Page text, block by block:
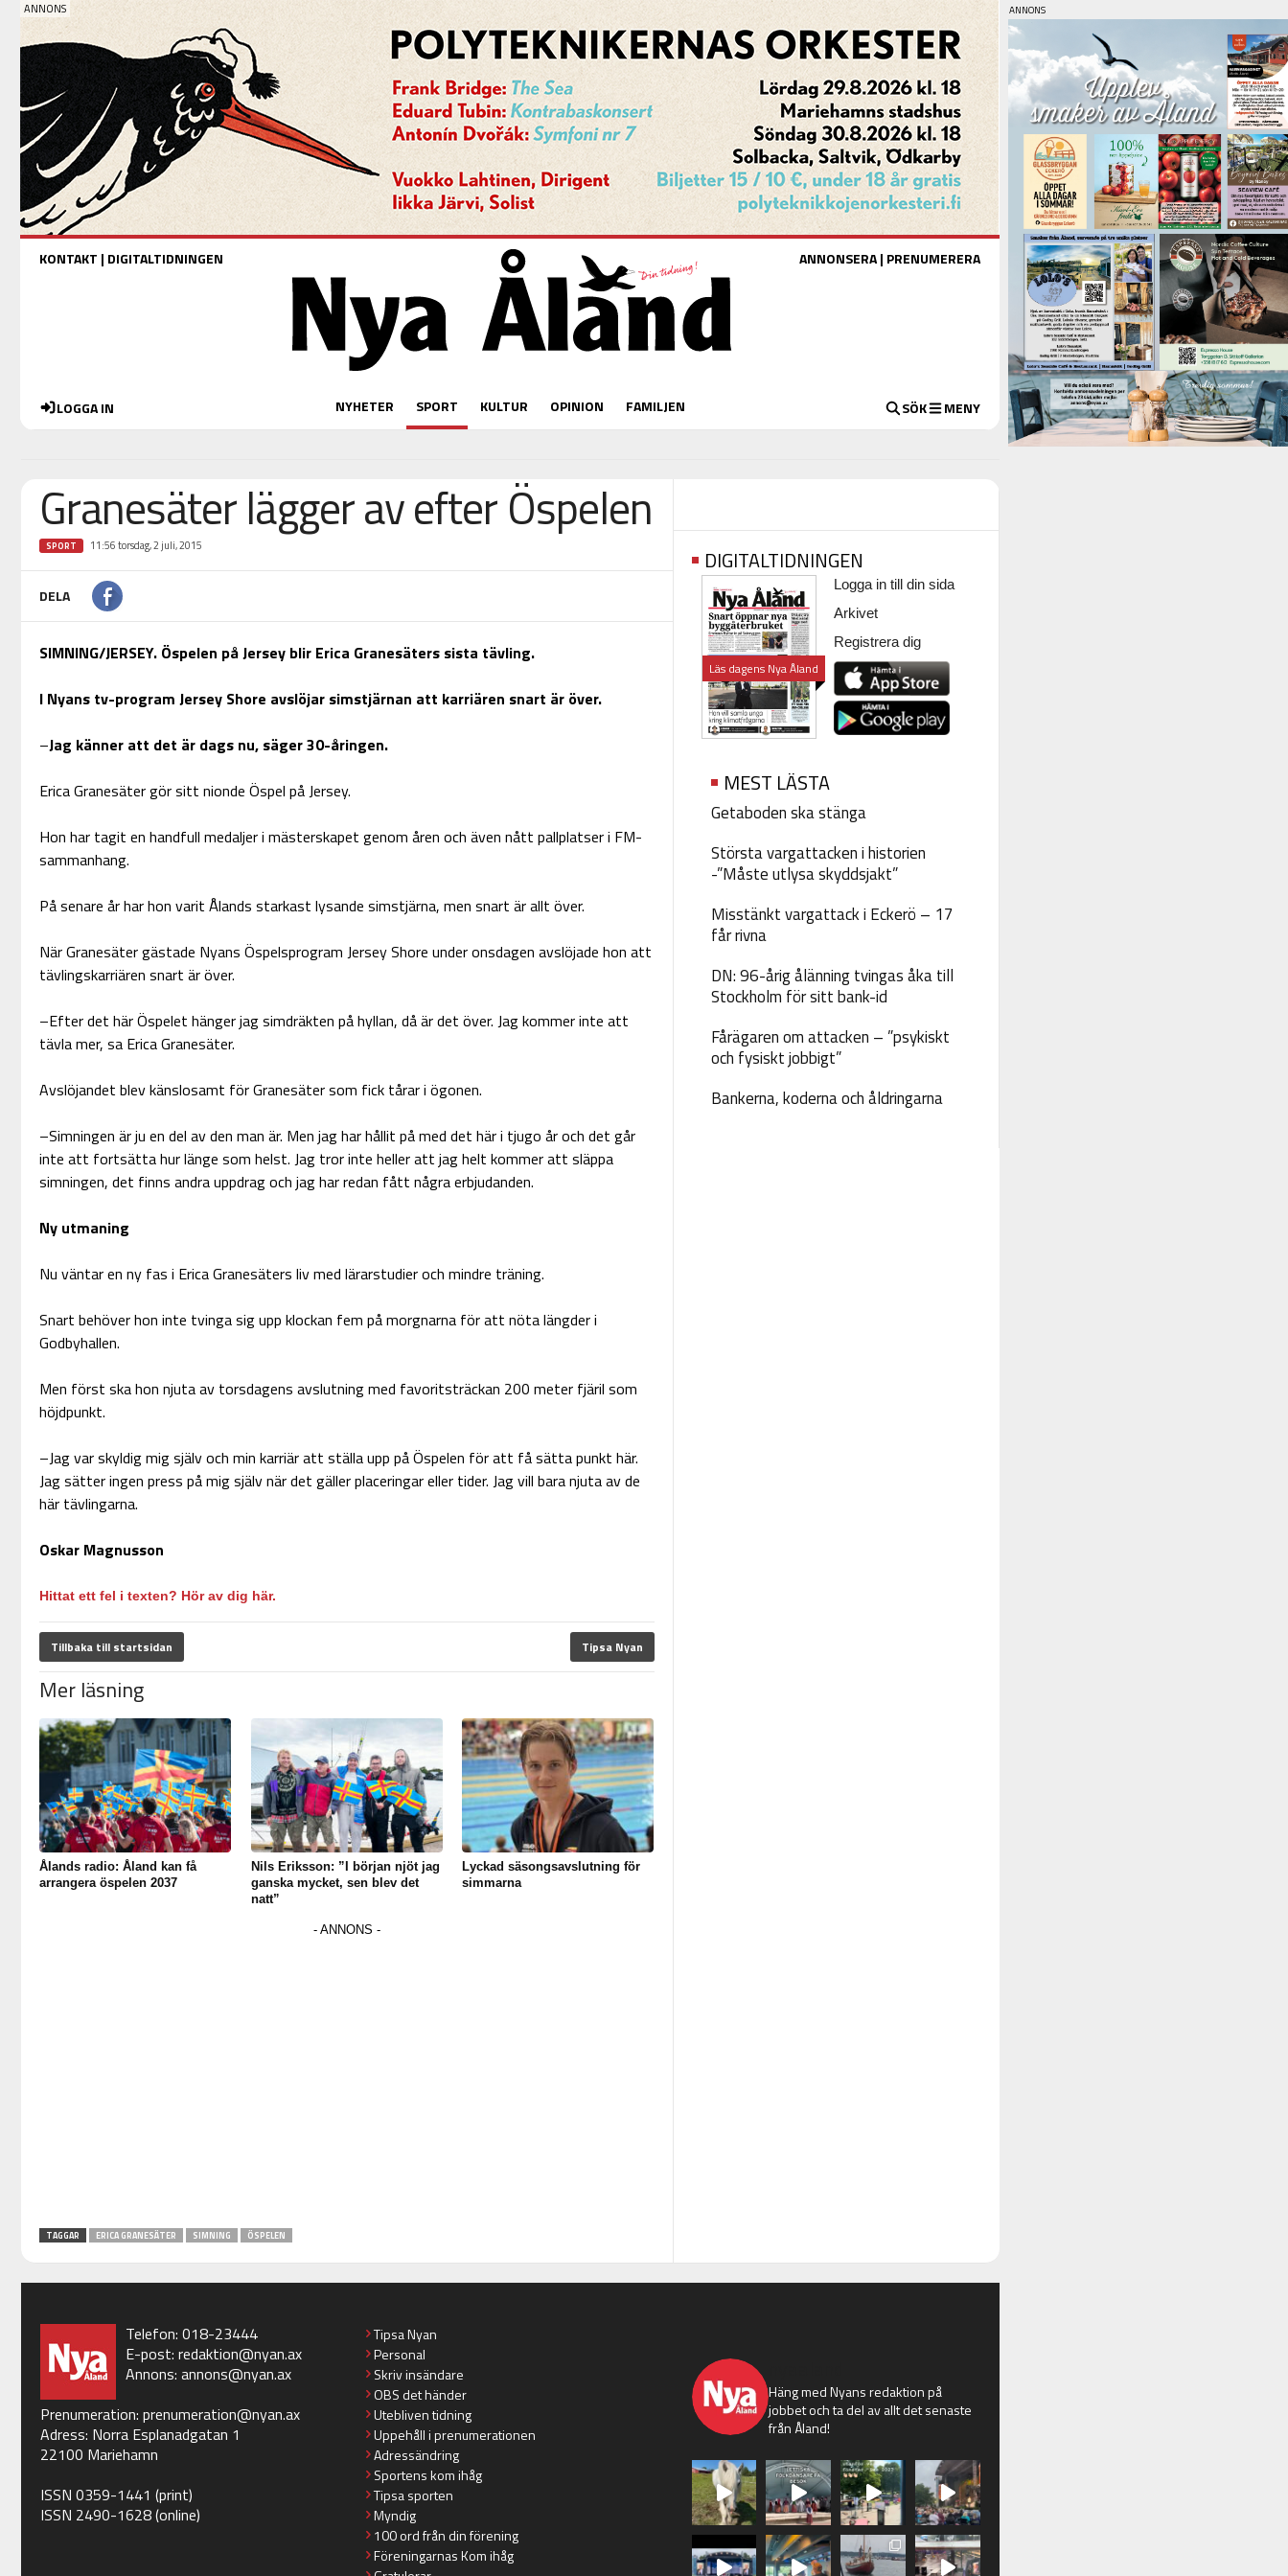
KONTAKT | DIGITALTIDNINGEN ANNONSERA| PRENUMERERA
LOGGA IN NYHETER SPORT KULTUR OPINION FAMILJEN SÖK MENY
Granesäter lägger av efter Öspelen
SPORT 11:56 torsdag, 2 juli, 2015
DELA
SIMNING/JERSEY. Öspelen på Jersey blir Erica Granesäters sista tävling.
I Nyans tv-program Jersey Shore avslöjar simstjärnan att karriären snart är över.
–Jag känner att det är dags nu, säger 30-åringen.
Erica Granesäter gör sitt nionde Öspel på Jersey.
Hon har tagit en handfull medaljer i mästerskapet genom åren och även nått pallplatser i FM-
sammanhang.
På senare år har hon varit Ålands starkast lysande simstjärna, men snart är allt över.
När Granesäter gästade Nyans Öspelsprogram Jersey Shore under onsdagen avslöjade hon att
tävlingskarriären snart är över.
–Efter det här Öspelet hänger jag simdräkten på hyllan, då är det över. Jag kommer inte att
tävla mer, sa Erica Granesäter.
Avslöjandet blev känslosamt för Granesäter som fick tårar i ögonen.
–Simningen är ju en del av den man är. Men jag har hållit på med det här i tjugo år och det går
inte att fortsätta hur länge som helst. Jag tror inte heller att jag helt kommer att släppa
simningen, det finns andra uppdrag och jag har redan fått några erbjudanden.
Ny utmaning
Nu väntar en ny fas i Erica Granesäters liv med lärarstudier och mindre träning.
Snart behöver hon inte tvinga sig upp klockan fem på morgnarna för att nöta längder i
Godbyhallen.
Men först ska hon njuta av torsdagens avslutning med favoritsträckan 200 meter fjäril som
höjdpunkt.
–Jag var skyldig mig själv och min karriär att ställa upp på Öspelen för att få sätta punkt här.
Jag sätter ingen press på mig själv när det gäller placeringar eller tider. Jag vill bara njuta av de
här tävlingarna.
Oskar Magnusson
Hittat ett fel i texten? Hör av dig här.
Tillbaka till startsidan Tipsa Nyan
Mer läsning
Ålands radio: Åland kan få
arrangera öspelen 2037
Nils Eriksson: ”I början njöt jag
ganska mycket, sen blev det
natt”
Lyckad säsongsavslutning för
simmarna
TAGGAR ERICA GRANESÄTER SIMNING ÖSPELEN
DIGITALTIDNINGEN
Läs dagens Nya Åland
Logga in till din sida
Arkivet
Registrera dig
MEST LÄSTA
Getaboden ska stänga
Största vargattacken i historien
-”Måste utlysa skyddsjakt”
Misstänkt vargattack i Eckerö – 17
får rivna
DN: 96-årig ålänning tvingas åka till
Stockholm för sitt bank-id
Fårägaren om attacken – ”psykiskt
och fysiskt jobbigt”
Bankerna, koderna och åldringarna
Telefon: 018-23444
E-post: redaktion@nyan.ax
Annons: annons@nyan.ax
Prenumeration: prenumeration@nyan.ax
Adress: Norra Esplanadgatan 1
22100 Mariehamn
ISSN 0359-1441 (print)
ISSN 2490-1628 (online)
Tipsa Nyan
Personal
Skriv insändare
OBS det händer
Utebliven tidning
Uppehåll i prenumerationen
Adressändring
Sportens kom ihåg
Tipsa sporten
Myndig
100 ord från din förening
Föreningarnas Kom ihåg
Häng med Nyans redaktion på
jobbet och ta del av allt det senaste
från Åland!